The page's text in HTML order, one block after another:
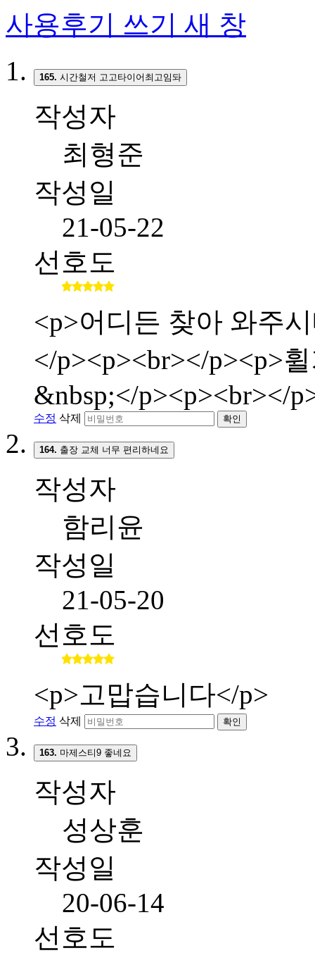
사용후기 쓰기 새 창
165. 시간철저 고고타이어최고임돠
작성자
최형준
작성일
21-05-22
선호도
<p>어디든 찾아 와주
</p><p><br></p><p>
&nbsp;</p><p><br></
수정 삭제 확인
164. 출장 교체 너무 편리하네요
작성자
함리윤
작성일
21-05-20
선호도
<p>고맙습니다</p>
수정 삭제 확인
163. 마제스티9 좋네요
작성자
성상훈
작성일
20-06-14
선호도